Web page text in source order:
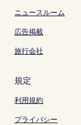
ニュースルーム
広告掲載
旅行会社
規定
利用規約
プライバシー